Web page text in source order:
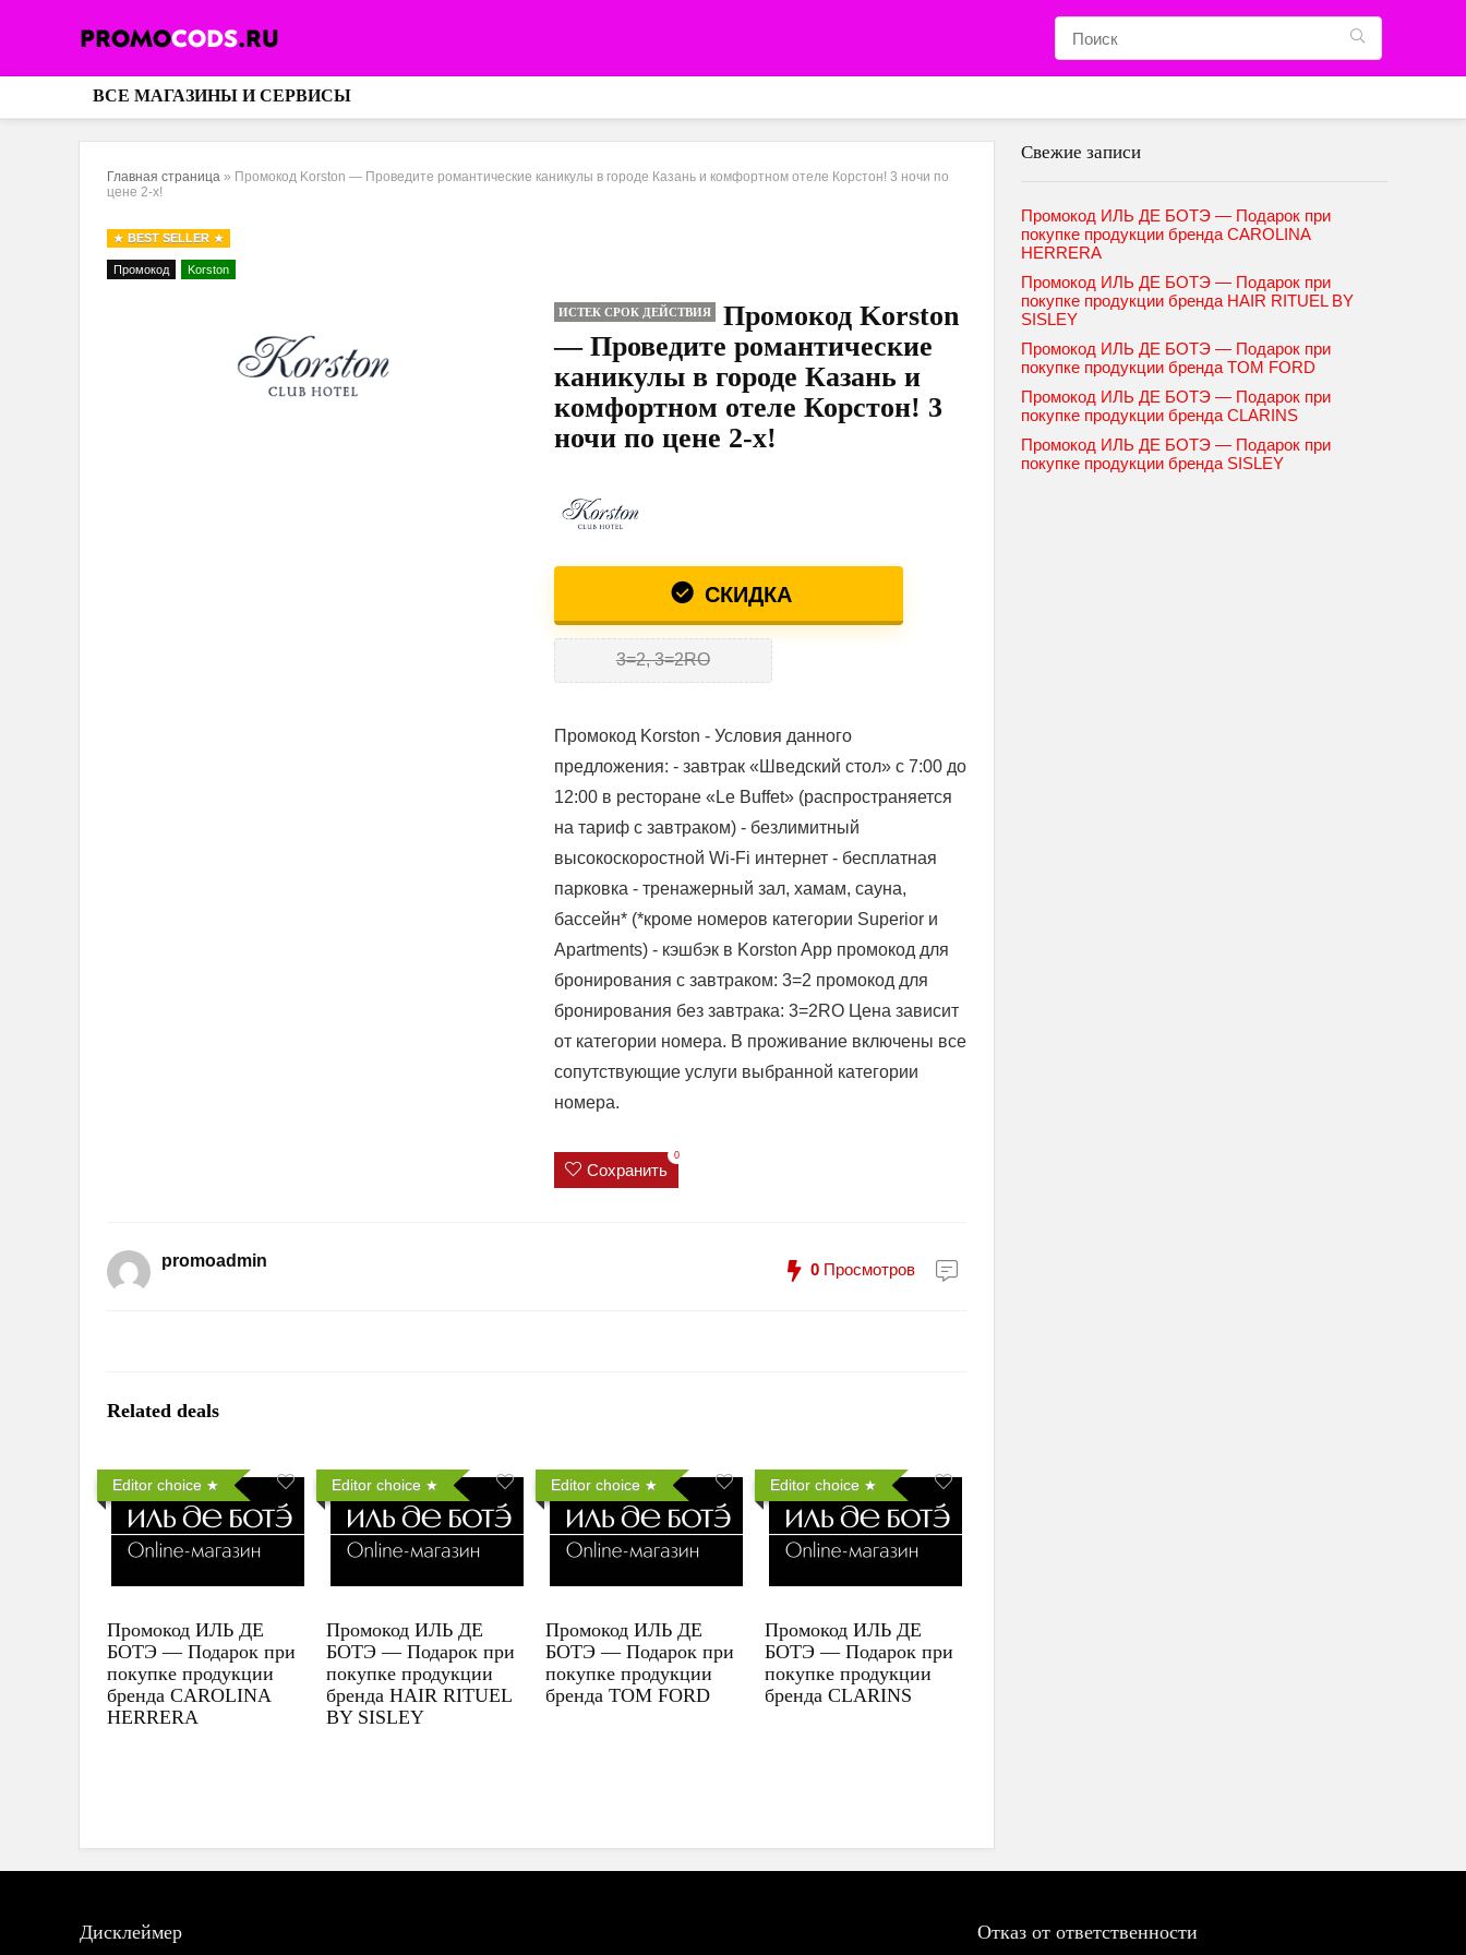
ВСЕ МАГАЗИНЫ И СЕРВИСЫ
Главная страница » Промокод Korston — Проведите романтические каникулы в городе Казань и комфортном отеле Корстон! 3 ночи по
цене 2-х!
BEST SELLER
Промокод Korston
ИСТЕК СРОК ДЕЙСТВИЯ
Промокод Korston
— Проведите романтические
каникулы в городе Казань и
комфортном отеле Корстон! 3
ночи по цене 2-х!
СКИДКА
3=2, 3=2RO
Промокод Korston - Условия данного
предложения: - завтрак «Шведский стол» с 7:00 до
12:00 в ресторане «Le Buffet» (распространяется
на тариф с завтраком) - безлимитный
высокоскоростной Wi-Fi интернет - бесплатная
парковка - тренажерный зал, хамам, сауна,
бассейн* (*кроме номеров категории Superior и
Apartments) - кэшбэк в Korston App промокод для
бронирования с завтраком: 3=2 промокод для
бронирования без завтрака: 3=2RO Цена зависит
от категории номера. В проживание включены все
сопутствующие услуги выбранной категории
номера.
Сохранить
0
promoadmin 0 Просмотров
Related deals
Editor choice
Промокод ИЛЬ ДЕ
БОТЭ — Подарок при
покупке продукции
бренда CAROLINA
HERRERA
Editor choice
Промокод ИЛЬ ДЕ
БОТЭ — Подарок при
покупке продукции
бренда HAIR RITUEL
BY SISLEY
Editor choice
Промокод ИЛЬ ДЕ
БОТЭ — Подарок при
покупке продукции
бренда TOM FORD
Editor choice
Промокод ИЛЬ ДЕ
БОТЭ — Подарок при
покупке продукции
бренда CLARINS
Свежие записи
Промокод ИЛЬ ДЕ БОТЭ — Подарок при
покупке продукции бренда CAROLINA
HERRERA
Промокод ИЛЬ ДЕ БОТЭ — Подарок при
покупке продукции бренда HAIR RITUEL BY
SISLEY
Промокод ИЛЬ ДЕ БОТЭ — Подарок при
покупке продукции бренда TOM FORD
Промокод ИЛЬ ДЕ БОТЭ — Подарок при
покупке продукции бренда CLARINS
Промокод ИЛЬ ДЕ БОТЭ — Подарок при
покупке продукции бренда SISLEY
Дисклеймер Отказ от ответственности